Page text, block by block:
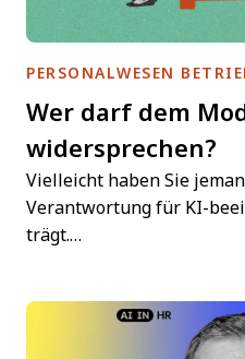
PERSONALWESEN
Wer darf dem
widersprechen?
Vielleicht haben Sie
Verantwortung für KI-
trägt.…